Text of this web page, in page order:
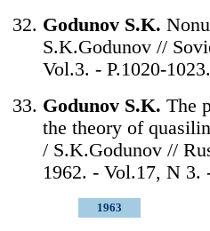
Godunov S.K.
S.K.Godunov //
Vol.3. - P.1020-1023.
Godunov S.K. The
the theory of
/ S.K.Godunov //
1962. - Vol.17, N 3.
1963